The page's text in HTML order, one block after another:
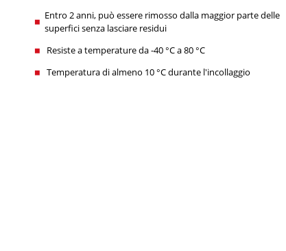
Entro 2 anni, può essere rimosso dalla maggior parte delle
superfici senza lasciare residui
Resiste a temperature da -40 °C a 80 °C
Temperatura di almeno 10 °C durante l'incollaggio